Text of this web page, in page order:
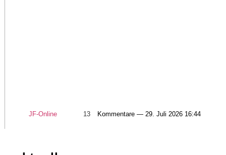
JF-Online 13 Kommentare — 29. Juli 2026 16:44